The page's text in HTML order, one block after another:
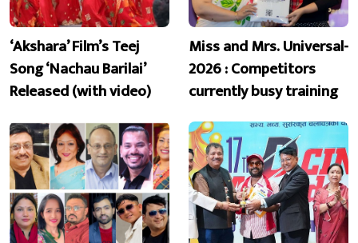
‘Akshara’ Film’s Teej
Song ‘Nachau Barilai’
Released (with video)
Miss and Mrs. Universal-
2026 : Competitors
currently busy training